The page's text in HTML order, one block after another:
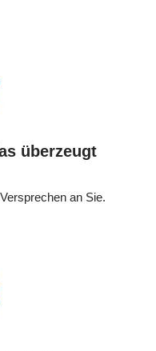
überzeugt
an Sie.